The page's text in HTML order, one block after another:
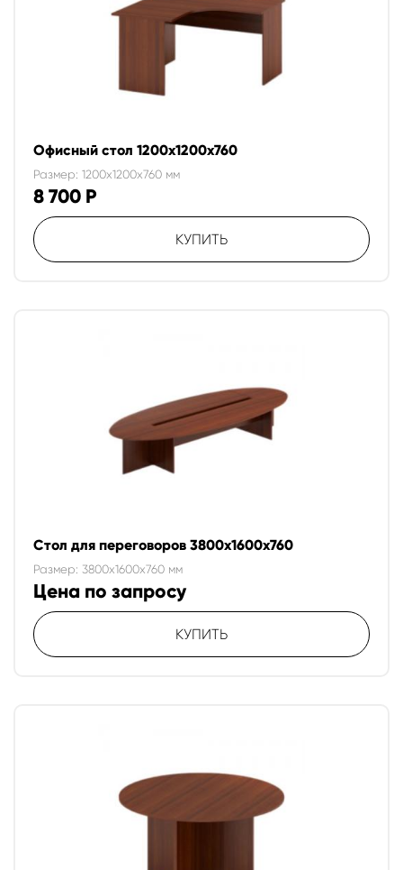
Офисный стол 1200х1200х760
Размер: 1200x1200x760 мм
8 700 Р
КУПИТЬ
Стол для переговоров 3800х1600х760
Размер: 3800x1600x760 мм
Цена по запросу
КУПИТЬ